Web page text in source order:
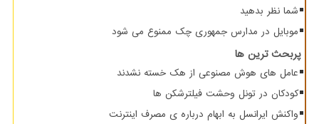
شما نظر بدهید
موبایل در مدارس جمهوری چک ممنوع می شود
پربحث ترین ها
عامل های هوش مصنوعی از هک خسته نشدند
کودکان در تونل وحشت فیلترشکن ها
واکنش ایرانسل به ابهام درباره ی مصرف اینترنت